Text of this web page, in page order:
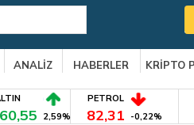
ANALİZ HABERLER KRİPTO
2,59%
PETROL
82,31 -0,22%